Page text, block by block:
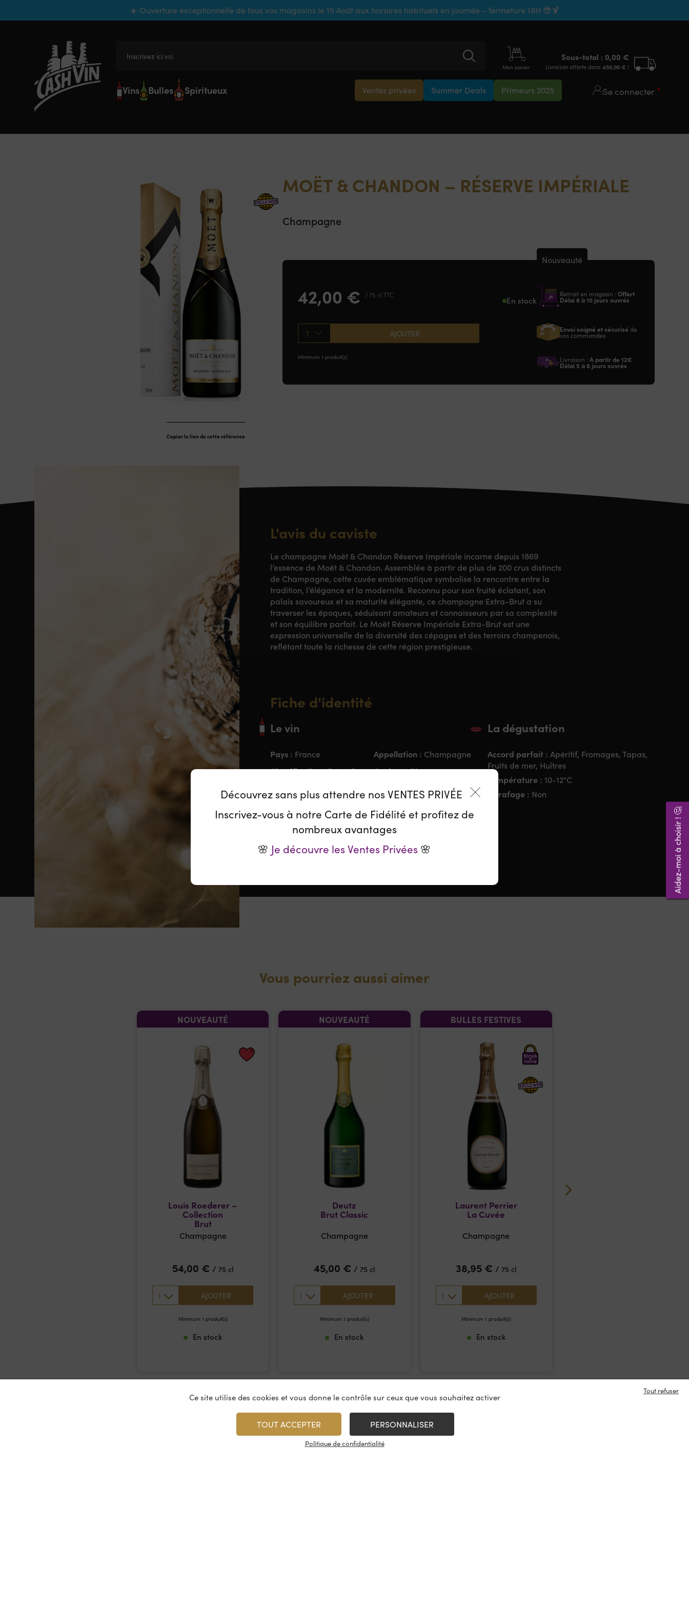
☀️ Ouverture exceptionnelle de tous vos magasins le 15 Août aux horaires habituels en journée – fermeture 18H 😎🍹
Inscrivez ici votre
Mon panier
Sous-total : 0,00 €
Livraison offerte dans 450,00 € !
Vins Bulles Spiritueux Ventes privées Summer Deals Primeurs 2025 Se connecter
Copier le lien de cette référence
MOËT & CHANDON – RÉSERVE IMPÉRIALE
Champagne
42,00 € / 75 cl TTC En stock
1 AJOUTER
Minimum 1 produit(s)
Nouveauté
Retrait en magasin : Offert
Délai 6 à 10 jours ouvrés
Envoi soigné et sécurisé de
vos commandes
Livraison : A partir de 12€
Délai 5 à 8 jours ouvrés
L'avis du caviste
Le champagne Moët & Chandon Réserve Impériale incarne depuis 1869
l’essence de Moët & Chandon. Assemblée à partir de plus de 200 crus distincts
de Champagne, cette cuvée emblématique symbolise la rencontre entre la
tradition, l’élégance et la modernité. Reconnu pour son fruité éclatant, son
palais savoureux et sa maturité élégante, ce champagne Extra-Brut a su
traverser les époques, séduisant amateurs et connaisseurs par sa complexité
et son équilibre parfait. Le Moët Réserve Impériale Extra-Brut est une
expression universelle de la diversité des cépages et des terroirs champenois,
reflétant toute la richesse de cette région prestigieuse.
Fiche d'identité
Le vin
Pays : France Appellation : Champagne
Classification :Extra-Brut Couleur :Blanc
Pinot Noir, Pinot Meunier
La dégustation
Accord parfait : Apéritif, Fromages, Tapas,
Fruits de mer, Huîtres
Température : 10-12°C
Carafage : Non
Le Domaine
Vous pourriez aussi aimer
NOUVEAUTÉ
Louis Roederer –
Collection
Brut
Champagne
54,00 € / 75 cl
1 AJOUTER
Minimum 1 produit(s)
En stock
NOUVEAUTÉ
Deutz
Brut Classic
Champagne
45,00 € / 75 cl
1 AJOUTER
Minimum 1 produit(s)
En stock
BULLES FESTIVES
Laurent Perrier
La Cuvée
Champagne
38,95 € / 75 cl
1 AJOUTER
Minimum 1 produit(s)
En stock
Aidez-moi à choisir ! 🤔
Découvrez sans plus attendre nos VENTES PRIVÉES
Inscrivez-vous à notre Carte de Fidélité et profitez de
nombreux avantages
🌸 Je découvre les Ventes Privées 🌸
Ce site utilise des cookies et vous donne le contrôle sur ceux que vous souhaitez activer
TOUT ACCEPTER
Tout refuser
PERSONNALISER
Politique de confidentialité